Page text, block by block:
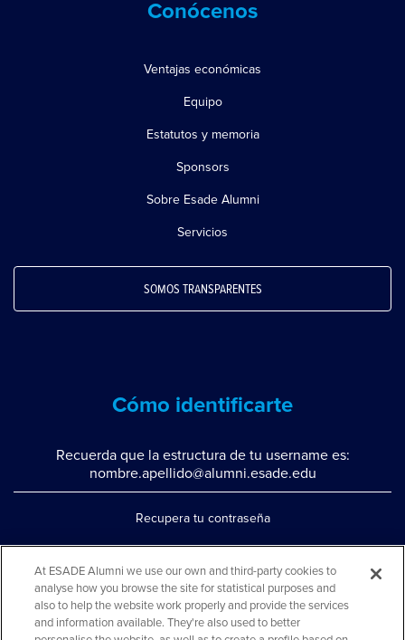
Conócenos
Ventajas económicas
Equipo
Estatutos y memoria
Sponsors
Sobre Esade Alumni
Servicios
SOMOS TRANSPARENTES
Cómo identificarte
Recuerda que la estructura de tu username es:
nombre.apellido@alumni.esade.edu
Recupera tu contraseña
Configura la doble autenticación
Contáctanos por whatsapp
Teléfono: 93 553 02 17
At ESADE Alumni we use our own and third-party cookies to
analyse how you browse the site for statistical purposes and
also to help the website work properly and provide the services
and information available. They're also used to better